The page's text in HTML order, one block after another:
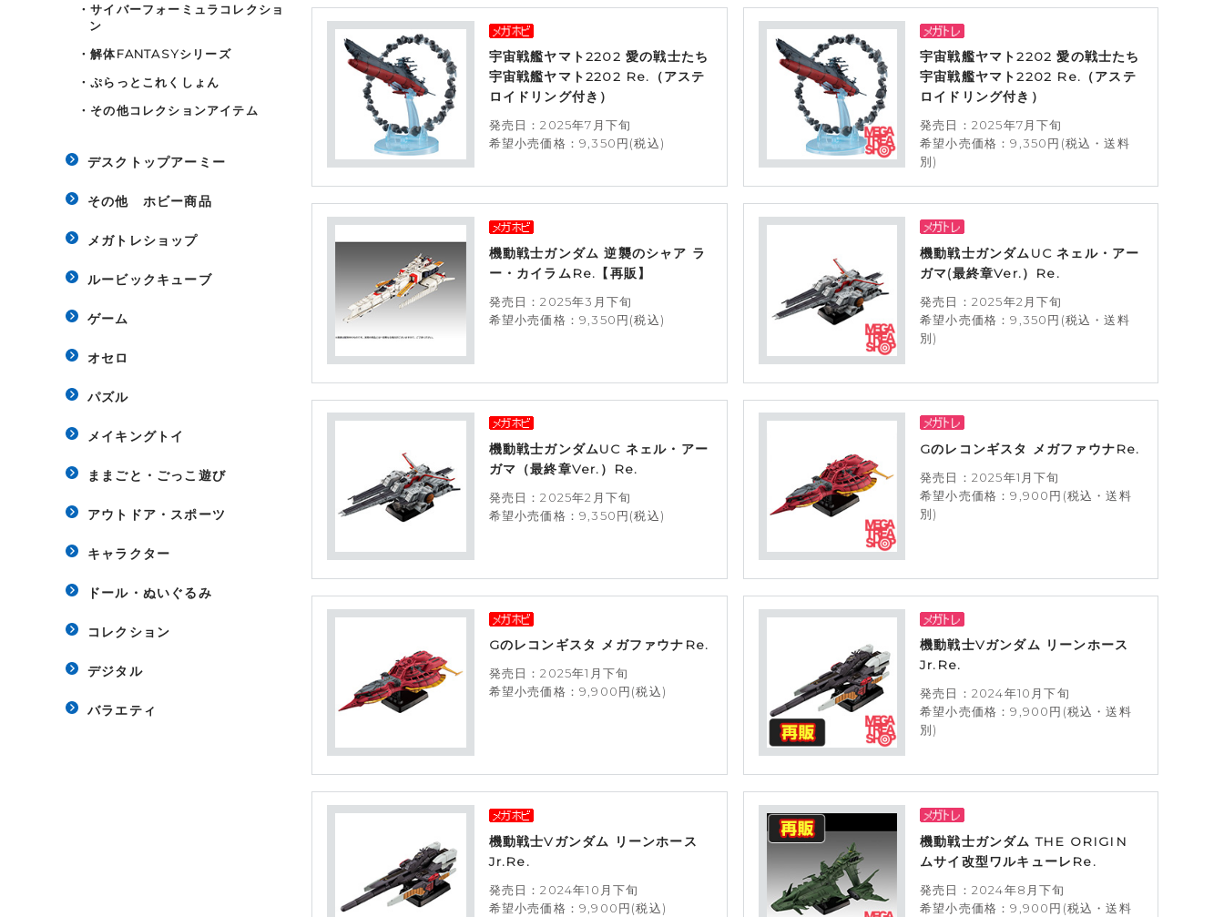
・サイバーフォーミュラコレクショ
ン
・解体FANTASYシリーズ
・ぷらっとこれくしょん
・ その他コレクションアイテム
デスクトップアーミー
その他 ホビー商品
メガトレショップ
ルービックキューブ
ゲーム
オセロ
パズル
メイキングトイ
ままごと・ごっこ遊び
アウトドア・スポーツ
キャラクター
ドール・ぬいぐるみ
コレクション
デジタル
バラエティ
宇宙戦艦ヤマト2202 愛の戦士たち
宇宙戦艦ヤマト2202 Re.（アステ
ロイドリング付き）
発売日：2025年7月下旬
希望小売価格：9,350円(税込)
宇宙戦艦ヤマト2202 愛の戦士たち
宇宙戦艦ヤマト2202 Re.（アステ
ロイドリング付き）
発売日：2025年7月下旬
希望小売価格：9,350円(税込・送料
別)
機動戦士ガンダム 逆襲のシャア ラ
ー・カイラムRe.【再販】
発売日：2025年3月下旬
希望小売価格：9,350円(税込)
機動戦士ガンダムUC ネェル・アー
ガマ(最終章Ver.）Re.
発売日：2025年2月下旬
希望小売価格：9,350円(税込・送料
別)
機動戦士ガンダムUC ネェル・アー
ガマ（最終章Ver.）Re.
発売日：2025年2月下旬
希望小売価格：9,350円(税込)
Gのレコンギスタ メガファウナRe.
発売日：2025年1月下旬
希望小売価格：9,900円(税込・送料
別)
Gのレコンギスタ メガファウナRe.
発売日：2025年1月下旬
希望小売価格：9,900円(税込)
機動戦士Vガンダム リーンホース
Jr.Re.
発売日：2024年10月下旬
希望小売価格：9,900円(税込・送料
別)
機動戦士Vガンダム リーンホース
Jr.Re.
発売日：2024年10月下旬
希望小売価格：9,900円(税込)
機動戦士ガンダム THE ORIGIN
ムサイ改型ワルキューレRe.
発売日：2024年8月下旬
希望小売価格：9,900円(税込・送料